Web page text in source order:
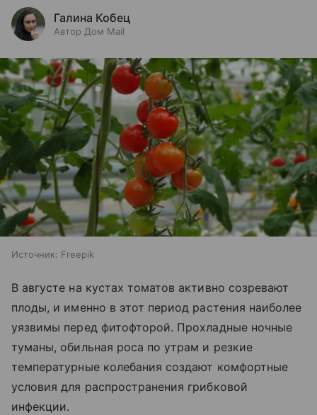
Галина Кобец
Автор Дом Mail
Источник: Freepik
В августе на кустах томатов активно созревают
плоды, и именно в этот период растения наиболее
уязвимы перед фитофторой. Прохладные ночные
туманы, обильная роса по утрам и резкие
температурные колебания создают комфортные
условия для распространения грибковой
инфекции.